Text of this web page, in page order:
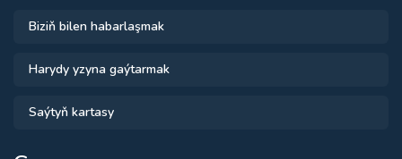
Biziň bilen habarlaşmak
Harydy yzyna gaýtarmak
Saýtyň kartasy